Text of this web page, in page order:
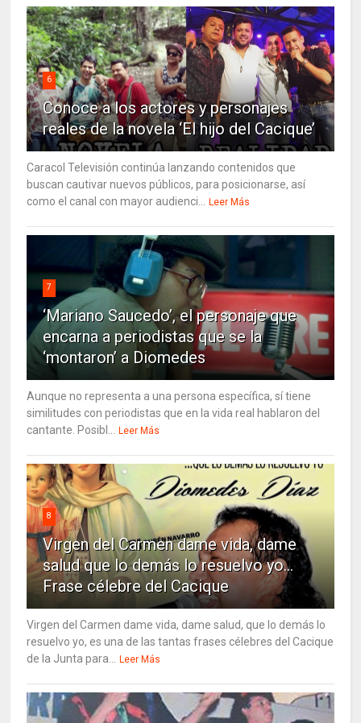
6
Conoce a los actores y personajes
reales de la novela ‘El hijo del Cacique’
Caracol Televisión continúa lanzando contenidos que
buscan cautivar nuevos públicos, para posicionarse, así
como el canal con mayor audienci... Leer Más
7
‘Mariano Saucedo’, el personaje que
encarna a periodistas que se la
‘montaron’ a Diomedes
Aunque no representa a una persona específica, sí tiene
similitudes con periodistas que en la vida real hablaron del
cantante. Posibl... Leer Más
8
Virgen del Carmen dame vida, dame
salud que lo demás lo resuelvo yo…
Frase célebre del Cacique
Virgen del Carmen dame vida, dame salud, que lo demás lo
resuelvo yo, es una de las tantas frases célebres del Cacique
de la Junta para... Leer Más